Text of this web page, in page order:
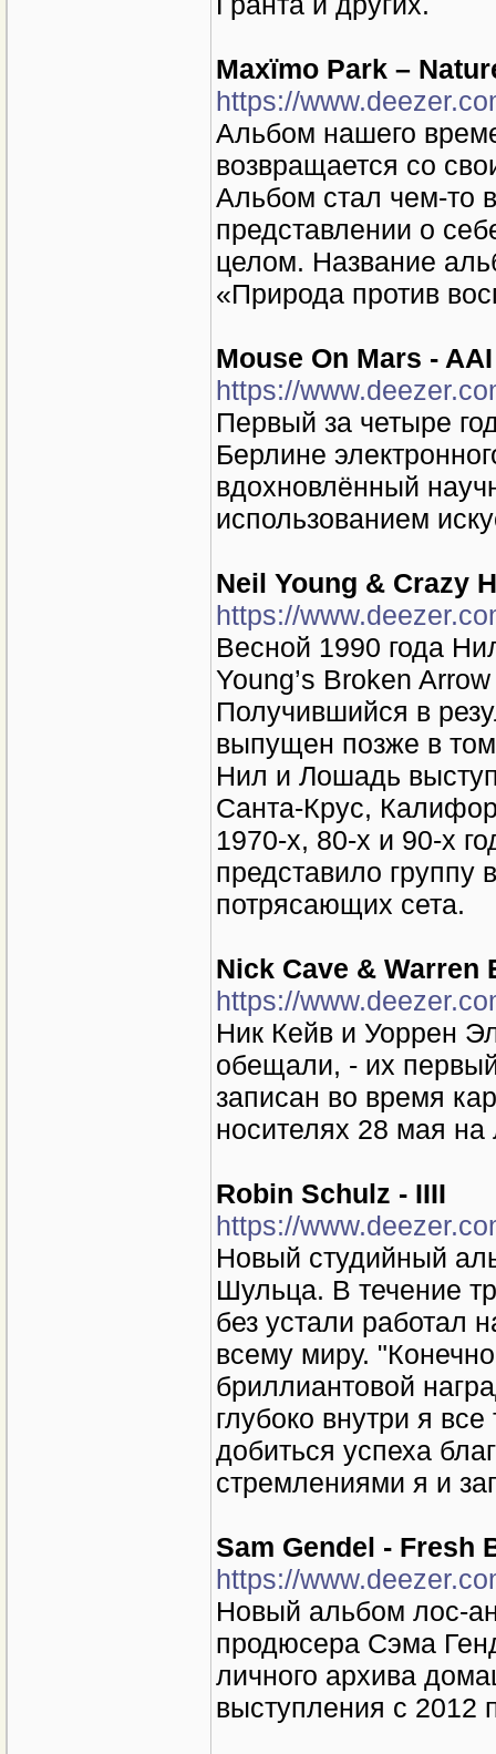
Maxïmo Park –
https://
Альбом нашего
возвращается со
Альбом стал чем-то
представлении о
целом. Название
«Природа против
Mouse On Mars - AAI
https://
Первый за четыре
Берлине
вдохновлённый
использованием
Neil Young & Crazy
https://
Весной 1990 года
Young’s Broken
Получившийся в
выпущен позже в
Нил и Лошадь
Санта-Крус,
1970-х, 80-х и 90-х
представило
потрясающих сета.
Nick Cave & Warren
https://
Ник Кейв и Уоррен
обещали, - их
записан во время
носителях 28 мая
Robin Schulz - IIII
https://
Новый студийный
Шульца. В течение
без устали работал
всему миру.
бриллиантовой
глубоко внутри я
добиться успеха
стремлениями я и
Sam Gendel - Fresh
https://
Новый альбом лос-
продюсера Сэма
личного архива
выступления с 2012